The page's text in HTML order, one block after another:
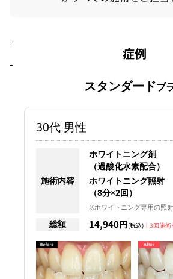
症例
スタンダードプ
30代 男性
施術内容
ホワイトニング剤
（過酸化水素配合）
ホワイトニング照射
（8分×2回）
※ホワイトニング専用の照
総額 14,940円(税込) ｜3回施